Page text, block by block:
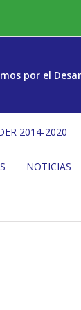
por el
2014-2020
NOTICIAS